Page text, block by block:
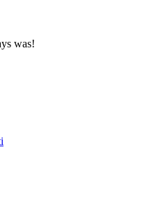
was!